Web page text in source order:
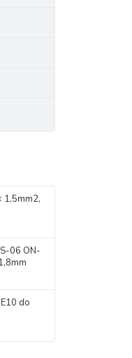
1,5mm2,
06 ON-
do